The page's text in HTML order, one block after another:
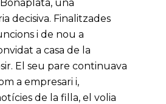
una
decisiva. Finalitzades
i de nou a
a casa de la
El seu pare continuava
a empresari i,
de la filla, el volia